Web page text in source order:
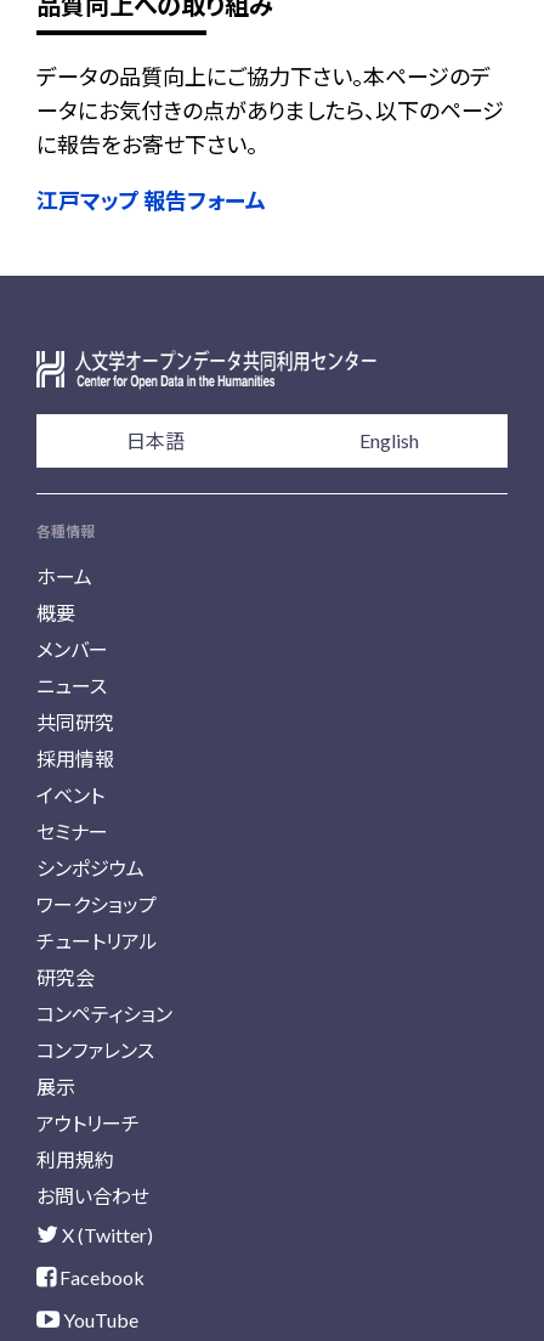
データの品質向上にご協力下さい。本ページのデ
ータにお気付きの点がありましたら、以下のページ
に報告をお寄せ下さい。
江戸マップ 報告フォーム
日本語 English
各種情報
ホーム
概要
メンバー
ニュース
共同研究
採用情報
イベント
セミナー
シンポジウム
ワークショップ
チュートリアル
研究会
コンペティション
コンファレンス
展示
アウトリーチ
利用規約
お問い合わせ
X (Twitter)
Facebook
YouTube